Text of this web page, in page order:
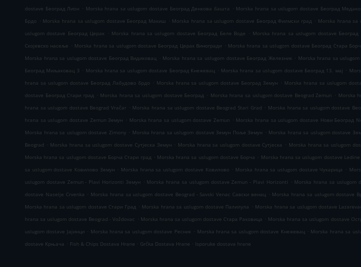
dostave Београд Лион . Morska hrana sa uslugom dostave Београд Денкова башта . Morska hrana sa uslugom dostave Београд
Брдо . Morska hrana sa uslugom dostave Београд Макиш . Morska hrana sa uslugom dostave Београд Филмски град . Morska hrana sa
uslugom dostave Београд Церак
. Morska hrana sa uslugom dostave Београд Беле Воде . Morska hrana sa uslugom dostave
Скојевско насеље . Morska hrana sa uslugom dostave Београд Церак Виногради . Morska hrana sa uslugom dostave Београд Стара
Morska hrana sa uslugom dostave Београд Видиковац . Morska hrana sa uslugom dostave Београд Железник . Morska hrana sa uslugom
Београд Миљаковац 3 . Morska hrana sa uslugom dostave Београд Кнежевац . Morska hrana sa uslugom dostave Београд 13. мај .
hrana sa uslugom dostave Београд Лабудово брдо . Morska hrana sa uslugom dostave Београд Земун . Morska hrana sa uslugom
dostave Београд Стари град . Morska hrana sa uslugom dostave Београд . Morska hrana sa uslugom dostave Beograd Zemun . Morska
hrana sa uslugom dostave Beograd Vračar . Morska hrana sa uslugom dostave Beograd Stari Grad . Morska hrana sa uslugom dostave
hrana sa uslugom dostave Zemun Земун . Morska hrana sa uslugom dostave Zemun . Morska hrana sa uslugom dostave Нови Београд
Morska hrana sa uslugom dostave Zimony . Morska hrana sa uslugom dostave Земун Поље Земун . Morska hrana sa uslugom dostave
Beograd . Morska hrana sa uslugom dostave Сутјеска Земун . Morska hrana sa uslugom dostave Сутјеска . Morska hrana sa uslugom
Morska hrana sa uslugom dostave Борча Стари град . Morska hrana sa uslugom dostave Борча . Morska hrana sa uslugom dostave
sa uslugom dostave Ковилово Земун . Morska hrana sa uslugom dostave Ковилово . Morska hrana sa uslugom dostave Чукарица .
uslugom dostave Zemun - Plavi Horizonti Земун . Morska hrana sa uslugom dostave Zemun - Plavi Horizonti . Morska hrana sa uslugom
dostave Naselje Crvenka . Morska hrana sa uslugom dostave Beograd - Savski Venac Савски венац . Morska hrana sa uslugom dostave
Morska hrana sa uslugom dostave Стари Град . Morska hrana sa uslugom dostave Палилула . Morska hrana sa uslugom dostave
hrana sa uslugom dostave Beograd - Voždovac . Morska hrana sa uslugom dostave Стара Раковица . Morska hrana sa uslugom dostave
uslugom dostave Јајинци . Morska hrana sa uslugom dostave Ресник . Morska hrana sa uslugom dostave Кнежевац . Morska hrana sa
dostave Крњача . Fish & Chips Dostava Hrane . Grčka Dostava Hrane . Isporuke dostava hrane